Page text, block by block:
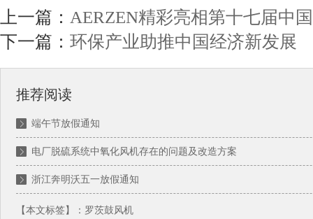
上一篇： AERZEN精彩亮相第十七届中
下一篇： 环保产业助推中国经济新发展
推荐阅读
端午节放假通知
电厂脱硫系统中氧化风机存在的问题及改造方案
浙江奔明沃五一放假通知
【本文标签】： 罗茨鼓风机